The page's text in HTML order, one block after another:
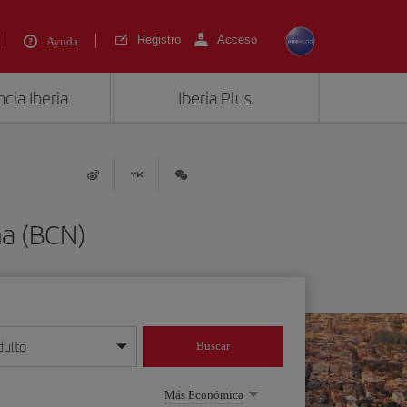
Ayuda Registro Acceso
Iberia Iberia Plus
(BCN)
mes/año
Buscar
Más Económica